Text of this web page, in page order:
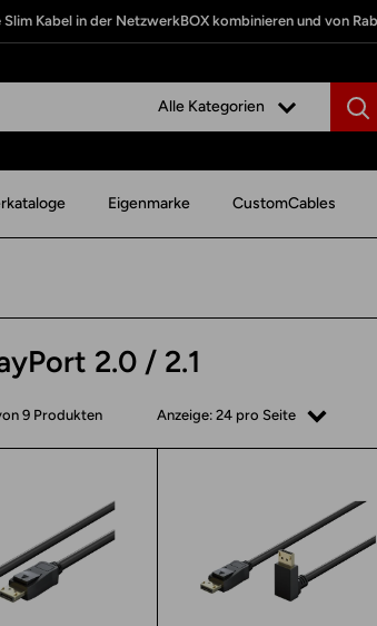
Kabel in der NetzwerkBOX kombinieren und von
Alle Kategorien
Eigenmarke CustomCables
2.0 / 2.1
9 Produkten Anzeige: 24 pro Seite